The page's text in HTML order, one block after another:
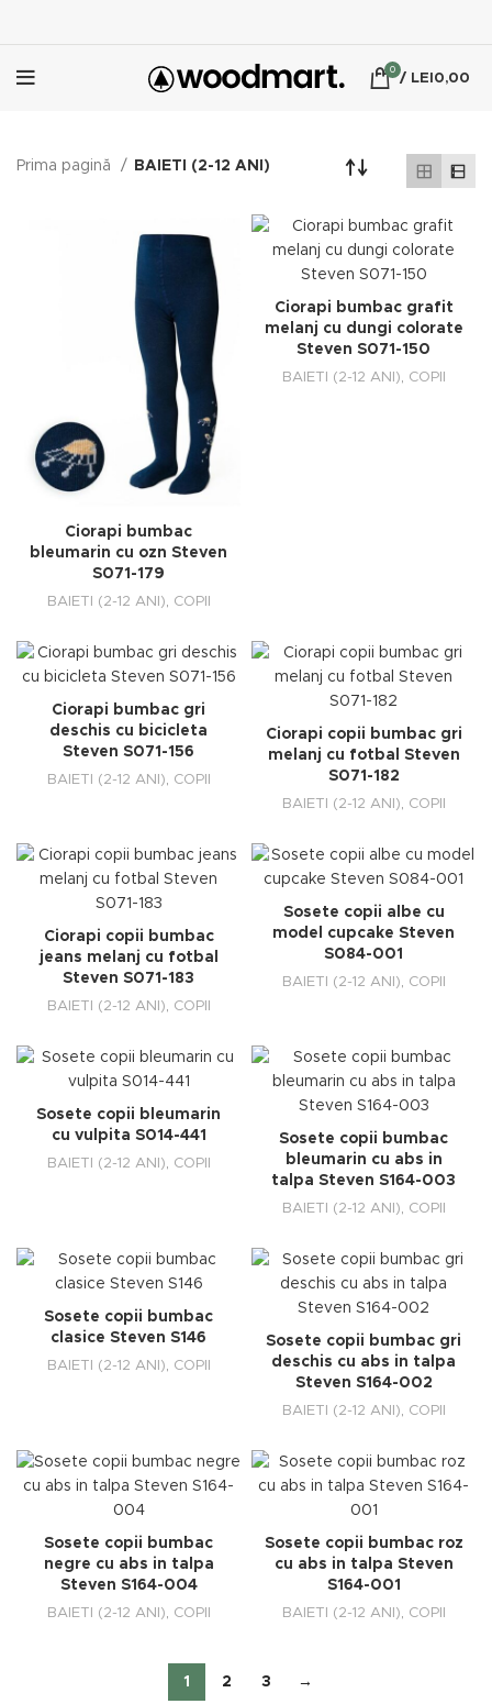
0
/ LEI 0,00
Prima pagină BAIETI (2-12 ANI)
Ciorapi bumbac
bleumarin cu ozn Steven
S071-179
BAIETI (2-12 ANI)
COPII
Ciorapi bumbac grafit
melanj cu dungi colorate
Steven S071-150
BAIETI (2-12 ANI), COPII
Ciorapi bumbac gri
deschis cu bicicleta
Steven S071-156
BAIETI (2-12 ANI)
COPII
Ciorapi copii bumbac gri
melanj cu fotbal Steven
S071-182
BAIETI (2-12 ANI)
COPII
Ciorapi copii bumbac
jeans melanj cu fotbal
Steven S071-183
BAIETI (2-12 ANI)
COPII
Sosete copii albe cu
model cupcake Steven
S084-001
BAIETI (2-12 ANI)
COPII
Sosete copii bleumarin
cu vulpita S014-441
BAIETI (2-12 ANI)
COPII
Sosete copii bumbac
bleumarin cu abs in
talpa Steven S164-003
BAIETI (2-12 ANI)
COPII
Sosete copii bumbac
clasice Steven S146
BAIETI (2-12 ANI)
COPII
Sosete copii bumbac gri
deschis cu abs in talpa
Steven S164-002
BAIETI (2-12 ANI)
COPII
Sosete copii bumbac
negre cu abs in talpa
Steven S164-004
BAIETI (2-12 ANI)
COPII
Sosete copii bumbac roz
cu abs in talpa Steven
S164-001
BAIETI (2-12 ANI)
COPII
1 2 3 →